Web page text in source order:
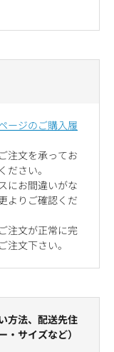
ージのご購入履
注文を承ってお
ださい。
にお間違いがな
よりご確認くだ
注文が正常に完
文下さい。
方法、配送先住
サイズなど）